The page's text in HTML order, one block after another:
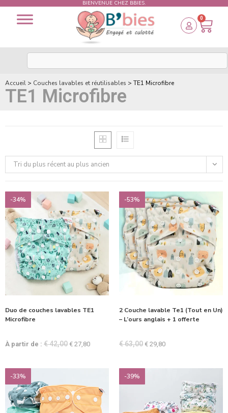
BIENVENUE CHEZ BBIES.
0
Accueil > Couches lavables et réutilisables > TE1 Microfibre
TE1 Microfibre
Tri du plus récent au plus ancien
-34%
Duo de couches lavables TE1
Microfibre
À partir de : €42,00 € 27,80
-53%
2 Couche lavable Te1 (Tout en Un)
– L’ours anglais + 1 offerte
€63,00 € 29,80
-33% -39%